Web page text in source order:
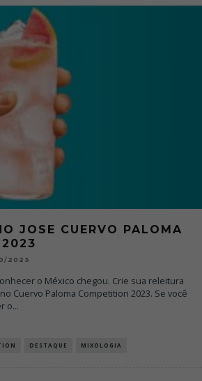
JOSE CUERVO PALOMA
2023
o México chegou. Crie sua releitura
Cuervo Paloma Competition 2023. Se você
o...
DESTAQUE MIXOLOGIA